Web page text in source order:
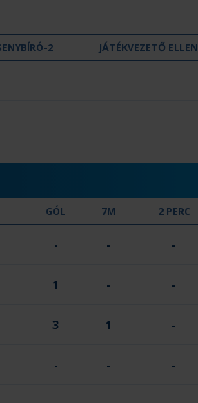
2 JÁTÉKVEZETŐ
GÓL 7M 2 PERC
- - -
1 - -
3 1 -
- - -